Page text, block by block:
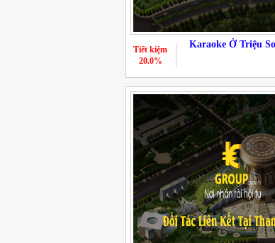
Karaoke Ở Triệu
Tiết kiệm
20.0%